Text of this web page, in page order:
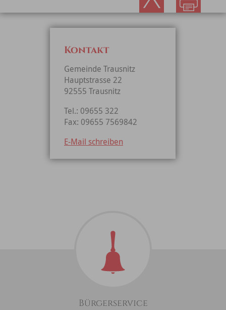
Kontakt
Gemeinde Trausnitz
Hauptstrasse 22
92555 Trausnitz
Tel.: 09655 322
Fax: 09655 7569842
E-Mail schreiben
Bürgerservice